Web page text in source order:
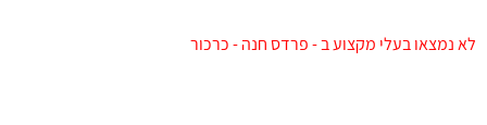
לא נמצאו בעלי מקצוע ב - פרדס חנה - כרכור